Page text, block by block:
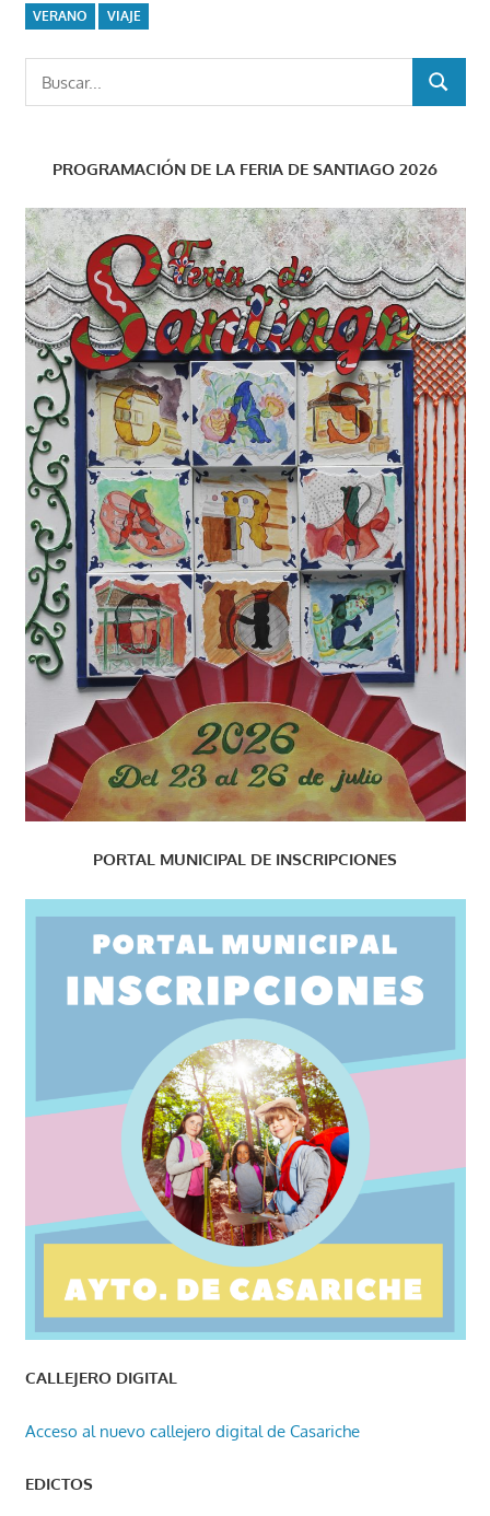
VERANO VIAJE
BUSCAR
PROGRAMACIÓN DE LA FERIA DE SANTIAGO 2026
PORTAL MUNICIPAL DE INSCRIPCIONES
CALLEJERO DIGITAL
Acceso al nuevo callejero digital de Casariche
EDICTOS